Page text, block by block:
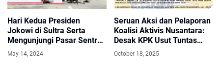
Hari Kedua Presiden
Jokowi di Sultra Serta
Mengunjungi Pasar Sentral
Laino Raha
May 14, 2024
Seruan Aksi dan Pelaporan
Koalisi Aktivis Nusantara:
Desak KPK Usut Tuntas
Dugaan Korupsi di PD
Aneka Usaha Kolaka dan
October 18, 2025